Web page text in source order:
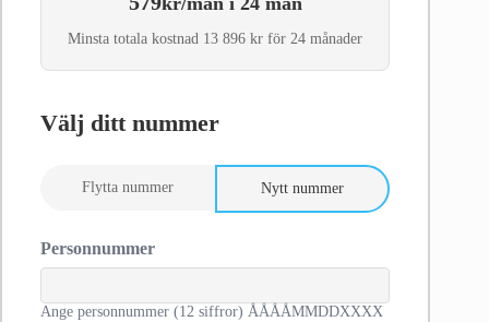
Minsta totala kostnad 13 896 kr för 24 månader
Välj ditt nummer
Flytta nummer Nytt nummer
Personnummer
Ange personnummer (12 siffror) ÅÅÅÅMMDDXXXX